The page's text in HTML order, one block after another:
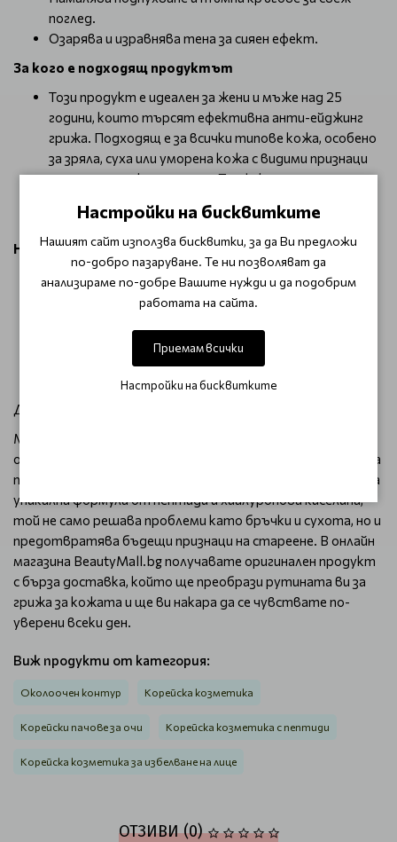
поглед.
Озарява и изравнява тена за сияен ефект.
За кого е подходящ продуктът
Този продукт е идеален за жени и мъже над 25
години, които търсят ефективна анти-ейджинг
грижа. Подходящ е за всички типове кожа, особено
за зряла, суха или уморена кожа с видими признаци
на стареене около очите. Перфектен за тези,
бързи резултати от корейска козметика.
Начин на употреба
Почистете зоната около очите. Извадете две
лепенки от опаковката и ги поставете под очите
масажирайте остатъчната есенция в кожата.
Използвайте 2-3 пъти седмично за оптимални
резултати.
Добавена стойност за клиента
MEDI-PEEL Peptide 9 Volume Lifting Eye Patch PRO е
отлична инвестиция в красотата ви, тъй като предлага
професионални резултати на достъпна цена. Със своята
уникална формула от пептиди и хиалуронова киселина,
той не само решава проблеми като бръчки и сухота, но и
предотвратява бъдещи признаци на стареене. В онлайн
магазина BeautyMall.bg получавате оригинален продукт
с бърза доставка, който ще преобрази рутината ви за
грижа за кожата и ще ви накара да се чувствате по-
уверени всеки ден.
Виж продукти от категория:
Околоочен контур Корейска козметика
Корейски пачове за очи Корейска козметика с пептиди
Корейска козметика за избелване на лице
ОТЗИВИ (0)
Настройки на бисквитките
Нашият сайт използва бисквитки, за да Ви предложи
по-добро пазаруване. Те ни позволяват да
анализираме по-добре Вашите нужди и да подобрим
работата на сайта.
Приемам всички
Настройки на бисквитките